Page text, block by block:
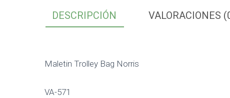
DESCRIPCIÓN VALORACIONES
Maletin Trolley Bag Norris
VA-571